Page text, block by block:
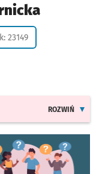
na życzenie
23149
ROZWIŃ